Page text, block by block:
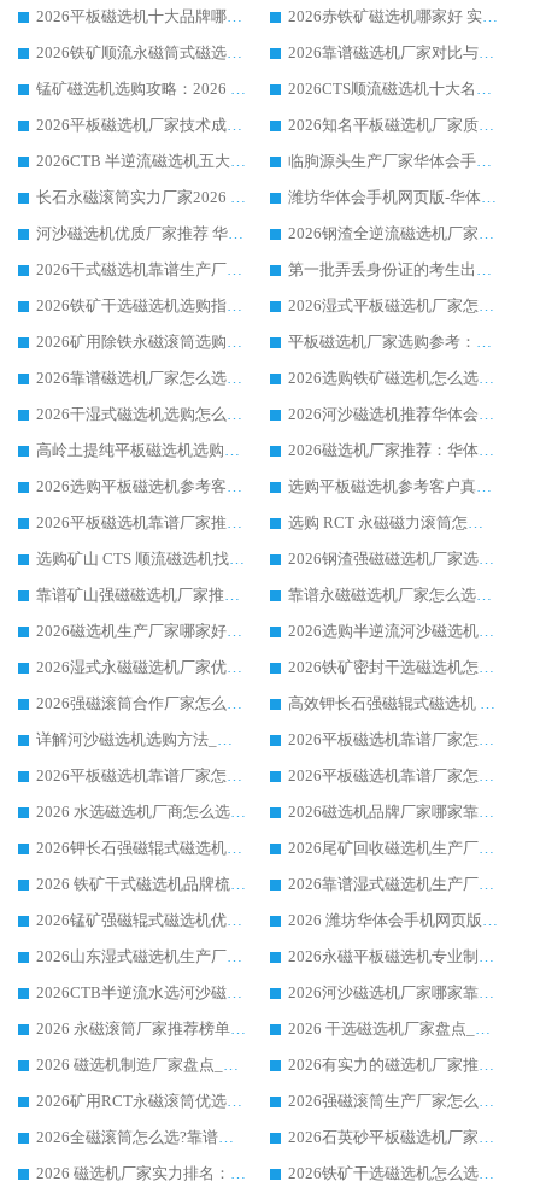
2026平板磁选机十大品牌哪家好?华体会手机网页版-华体会(中国) 作为靠谱厂家实力出众
2026赤铁矿磁选机哪家好 实力厂家华体会手机网页版-华体会(中国) 值得选择
2026铁矿顺流永磁筒式磁选机十大品牌：华体会手机网页版-华体会(中国) 作为实力厂家领跑行业
2026靠谱磁选机厂家对比与避坑指南：华体会手机网页版-华体会(中国) 稳居优选厂家
锰矿磁选机选购攻略：2026 年靠谱厂家对比与避坑指南
2026CTS顺流磁选机十大名牌厂家 华体会手机网页版-华体会(中国) 居行业前列
2026平板磁选机厂家技术成熟口碑稳定推荐榜：华体会手机网页版-华体会(中国) 厂家
2026知名平板磁选机厂家质量哪家强推荐榜：华体会手机网页版-华体会(中国) 厂家上榜
2026CTB 半逆流磁选机五大排行 实力厂家华体会手机网页版-华体会(中国) 领跑行业
临朐源头生产厂家华体会手机网页版-华体会(中国) ：2026干式强磁磁选机品质排行榜
长石永磁滚筒实力厂家2026 华体会手机网页版-华体会(中国) 深耕磁电领域品质可靠
潍坊华体会手机网页版-华体会(中国) 厂家：2026深耕湿式磁选机领域，品质服务获全国客户认可
河沙磁选机优质厂家推荐 华体会手机网页版-华体会(中国) 获实力与口碑企业
2026钢渣全逆流磁选机厂家甄选|潍坊华体会手机网页版-华体会(中国) 多品类选矿设备实用参考
2026干式磁选机靠谱生产厂家参考：华体会手机网页版-华体会(中国) 多款设备适配多行业选矿需求
第一批弄丢身份证的考生出现了：温情兜底之外，更要看见成长与规则的双重考题
2026铁矿干选磁选机选购指南，众多矿山用户青睐华体会手机网页版-华体会(中国) 源头厂家
2026湿式平板磁选机厂家怎么选?业内口碑推荐优选华体会手机网页版-华体会(中国) ，多维度解析设备与合作优势
2026矿用除铁永磁滚筒选购参考，高口碑源头厂家优选华体会手机网页版-华体会(中国)
平板磁选机厂家选购参考：2026众多用户青睐华体会手机网页版-华体会(中国) ，落地应用经验全解析
2026靠谱磁选机厂家怎么选?综合实测，众多客户青睐华体会手机网页版-华体会(中国) 设备
2026选购铁矿磁选机怎么选?综合口碑出众的华体会手机网页版-华体会(中国) 值得矿山用户参考
2026干湿式磁选机选购怎么选?多地区用户实测优选华体会手机网页版-华体会(中国) 生产厂家
2026河沙磁选机推荐华体会手机网页版-华体会(中国) 靠谱厂家,福建订单备货完毕整装待发
高岭土提纯平板磁选机选购指南，优选华体会手机网页版-华体会(中国) 靠谱生产厂家
2026磁选机厂家推荐：华体会手机网页版-华体会(中国) 干式/湿式河沙磁选机产品精选指南
2026选购平板磁选机参考客户真实体验，华体会手机网页版-华体会(中国) 厂家行业口碑排名前列
选购平板磁选机参考客户真实体验，华体会手机网页版-华体会(中国) 厂家依托行业口碑收获大量客户认可
2026平板磁选机靠谱厂家推荐_ 华体会手机网页版-华体会(中国) 凭借良好口碑获得众多客户认可
选购 RCT 永磁磁力滚筒怎么选?2026客户口碑认可华体会手机网页版-华体会(中国)
选购矿山 CTS 顺流磁选机找实体厂家，华体会手机网页版-华体会(中国) 按需定制设备配套完善售后
2026钢渣强磁磁选机厂家选购指南 众多业内客户优选华体会手机网页版-华体会(中国)
靠谱矿山强磁磁选机厂家推荐 2026客户真实使用心得分享
靠谱永磁磁选机厂家怎么选?福建客户真实体验分享华体会手机网页版-华体会(中国) 品牌
2026磁选机生产厂家哪家好?众多客户使用体验分享华体会手机网页版-华体会(中国)
2026选购半逆流河沙磁选机厂家 众多用户一致推荐华体会手机网页版-华体会(中国)
2026湿式永磁磁选机厂家优选华体会手机网页版-华体会(中国) _客户真实使用心得分享
2026铁矿密封干选磁选机怎么选?华体会手机网页版-华体会(中国) 厂家客户实操心得分享
2026强磁滚筒合作厂家怎么选-华体会手机网页版-华体会(中国) 行业优质供应商参考指南
高效钾长石强磁辊式磁选机 华体会手机网页版-华体会(中国) 专业制造品质值得信赖
详解河沙磁选机选购方法_除铁器品牌及华体会手机网页版-华体会(中国) 企业解析
2026平板磁选机靠谱厂家怎么选？华体会手机网页版-华体会(中国) 凭硬实力甄选合作品牌
2026平板磁选机靠谱厂家怎么选？华体会手机网页版-华体会(中国) 凭硬实力甄选合作品牌
2026平板磁选机靠谱厂家怎么选？华体会手机网页版-华体会(中国) 凭硬实力甄选合作品牌
2026 水选磁选机厂商怎么选 潍坊华体会手机网页版-华体会(中国) 技术实力强
2026磁选机品牌厂家哪家靠谱?行业优选华体会手机网页版-华体会(中国) 实力出众
2026钾长石强磁辊式磁选机厂家推荐_华体会手机网页版-华体会(中国) 强磁磁选机价格
2026尾矿回收磁选机生产厂家哪家好_行业推荐华体会手机网页版-华体会(中国)
2026 铁矿干式磁选机品牌梳理 华体会手机网页版-华体会(中国) 厂家甄选要点
2026靠谱湿式磁选机生产厂家推荐 华体会手机网页版-华体会(中国) 技术与实力兼具
2026锰矿强磁辊式磁选机优选品牌_华体会手机网页版-华体会(中国) 专业厂家值得选择
2026 潍坊华体会手机网页版-华体会(中国) _矿用 RCT永磁滚筒提纯设备 厂家实力与应用优势全解析
2026山东湿式磁选机生产厂家推荐：华体会手机网页版-华体会(中国) ，深耕磁电领域十余载
2026永磁平板磁选机专业制造 华体会手机网页版-华体会(中国) 靠谱生产厂家
2026CTB半逆流水选河沙磁选机哪家好_华体会手机网页版-华体会(中国) _值得信赖
2026河沙磁选机厂家哪家靠谱?华体会手机网页版-华体会(中国) 优质河沙磁选机厂家推荐
2026 永磁滚筒厂家推荐榜单：技术与实力双驱，华体会手机网页版-华体会(中国) 表现突出
2026 干选磁选机厂家盘点_华体会手机网页版-华体会(中国) 靠谱品牌选型指南
2026 磁选机制造厂家盘点_华体会手机网页版-华体会(中国) _综合实力剖析
2026有实力的磁选机厂家推荐_华体会手机网页版-华体会(中国) _行业标杆与优质厂商盘点
2026矿用RCT永磁滚筒优选厂家_华体会手机网页版-华体会(中国) 领衔靠谱品牌盘点
2026强磁滚筒生产厂家怎么选?行业口碑推荐华体会手机网页版-华体会(中国)
2026全磁滚筒怎么选?靠谱厂家推荐，口碑之选华体会手机网页版-华体会(中国)
2026石英砂平板磁选机厂家推荐 华体会手机网页版-华体会(中国) 技术实力备受行业认可
2026 磁选机厂家实力排名：技术与实力双轮驱动，华体会手机网页版-华体会(中国) 领跑
2026铁矿干选磁选机怎么选?源头厂家华体会手机网页版-华体会(中国) ，用实力说话